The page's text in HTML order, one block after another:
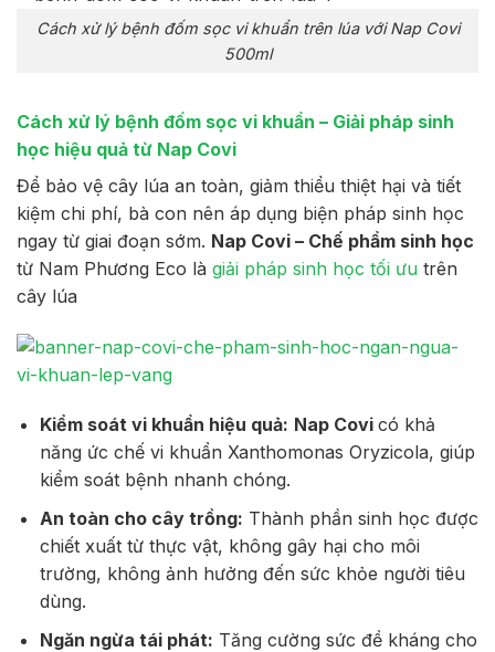
Cách xử lý bệnh đốm sọc vi khuẩn trên lúa với Nap Covi
500ml
Cách xử lý bệnh đốm sọc vi khuẩn – Giải pháp sinh
học hiệu quả từ Nap Covi
Để bảo vệ cây lúa an toàn, giảm thiểu thiệt hại và tiết
kiệm chi phí, bà con nên áp dụng biện pháp sinh học
ngay từ giai đoạn sớm. Nap Covi – Chế phẩm sinh học
từ Nam Phương Eco là giải pháp sinh học tối ưu trên
cây lúa
Kiểm soát vi khuẩn hiệu quả: Nap Covi có khả
năng ức chế vi khuẩn Xanthomonas Oryzicola, giúp
kiểm soát bệnh nhanh chóng.
An toàn cho cây trồng: Thành phần sinh học được
chiết xuất từ thực vật, không gây hại cho môi
trường, không ảnh hưởng đến sức khỏe người tiêu
dùng.
Ngăn ngừa tái phát: Tăng cường sức đề kháng cho